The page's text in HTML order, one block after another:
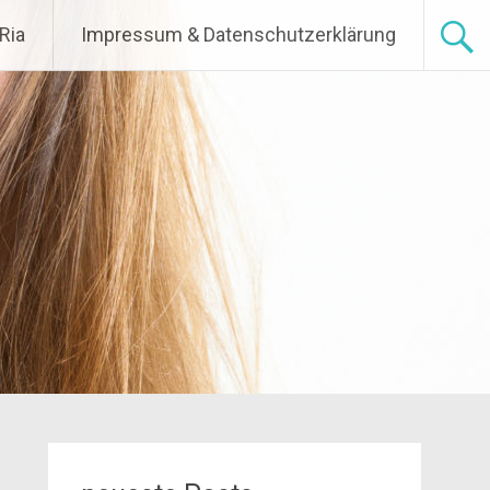
Ria Impressum & Datenschutzerklärung